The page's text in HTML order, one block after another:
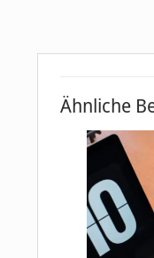
Ähnliche